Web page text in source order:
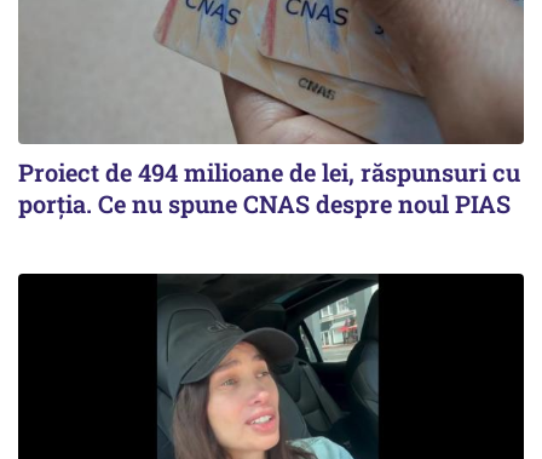
Proiect de 494 milioane de lei, răspunsuri cu
porția. Ce nu spune CNAS despre noul PIAS